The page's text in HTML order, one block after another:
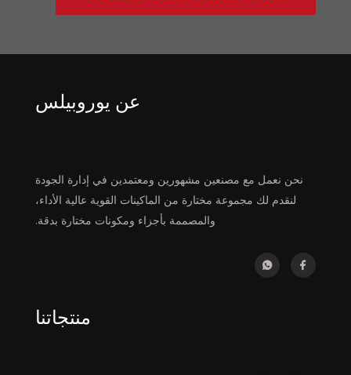
عن يوروبيلس
نحن نعمل مع مصنعين مشهورين ومعتمدين في إدارة الجودة
لنقدم لك مجموعة مختارة من الماكينات القوية عالية الأداء،
والمصممة بأجزاء ومكونات مختارة بدقة.
منتجاتنا